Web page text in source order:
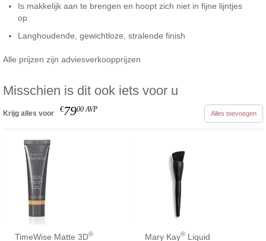
Is makkelijk aan te brengen en hoopt zich niet in fijne lijntjes
op
Langhoudende, gewichtloze, stralende finish
Alle prijzen zijn adviesverkoopprijzen
Misschien is dit ook iets voor u
Krijg alles voor €7900 AVP Alles toevoegen
TimeWise Matte 3D® Mary Kay® Liquid